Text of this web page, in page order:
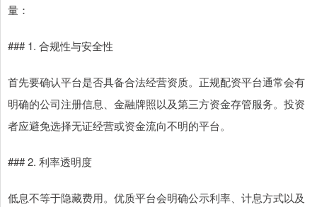
量：
### 1. 合规性与安全性
首先要确认平台是否具备合法经营资质。正规配资平台通常会有
明确的公司注册信息、金融牌照以及第三方资金存管服务。投资
者应避免选择无证经营或资金流向不明的平台。
### 2. 利率透明度
低息不等于隐藏费用。优质平台会明确公示利率、计息方式以及